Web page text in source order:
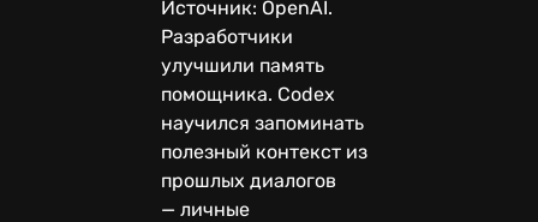
Источник: OpenAI.
Разработчики
улучшили память
помощника. Codex
научился запоминать
полезный контекст из
прошлых диалогов
— личные